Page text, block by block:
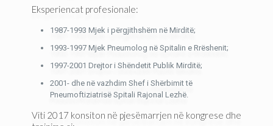
Eksperiencat profesionale:
1987-1993 Mjek i përgjithshëm në Mirditë;
1993-1997 Mjek Pneumolog në Spitalin e Rrëshenit;
1997-2001 Drejtor i Shëndetit Publik Mirditë;
2001- dhe në vazhdim Shef i Shërbimit të
Pneumoftiziatrisë Spitali Rajonal Lezhë.
Viti 2017 konsiton në pjesëmarrjen në kongrese dhe